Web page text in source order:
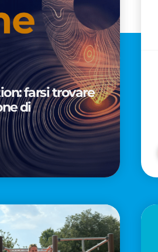
farsi trovare
di